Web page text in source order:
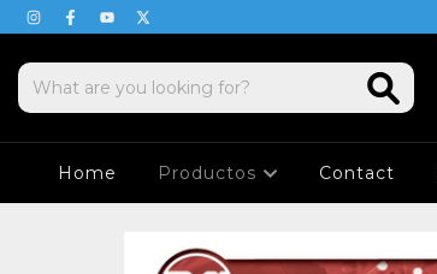
Home Productos Contact